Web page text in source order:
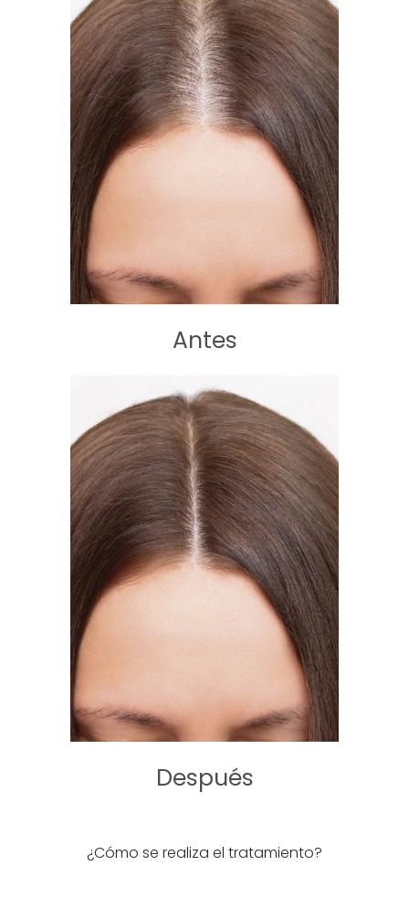
Antes
Después
¿Cómo se realiza el tratamiento?